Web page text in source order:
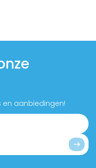
aanbiedingen!